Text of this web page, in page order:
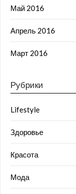
Май 2016
Апрель 2016
Март 2016
Рубрики
Lifestyle
Здоровье
Красота
Мода